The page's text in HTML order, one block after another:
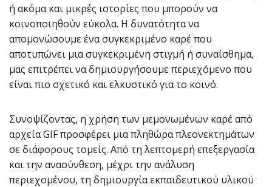
ή ακόμα και μικρές ιστορίες που μπορούν να
κοινοποιηθούν εύκολα. Η δυνατότητα να
απομονώσουμε ένα συγκεκριμένο καρέ που
αποτυπώνει μια συγκεκριμένη στιγμή ή συναίσθημα,
μας επιτρέπει να δημιουργήσουμε περιεχόμενο που
είναι πιο σχετικό και ελκυστικό για το κοινό.
Συνοψίζοντας, η χρήση των μεμονωμένων καρέ από
αρχεία GIF προσφέρει μια πληθώρα πλεονεκτημάτων
σε διάφορους τομείς. Από τη λεπτομερή επεξεργασία
και την ανασύνθεση, μέχρι την ανάλυση
περιεχομένου, τη δημιουργία εκπαιδευτικού υλικού